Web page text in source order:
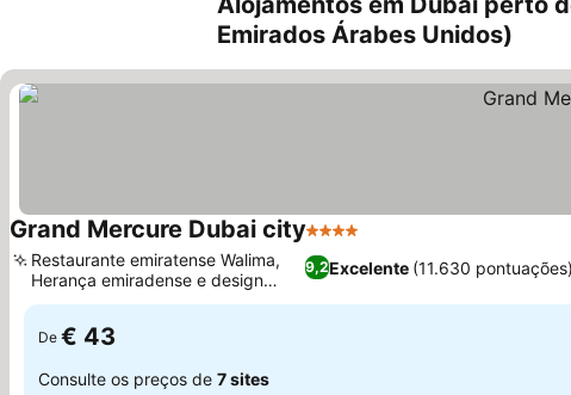
Emirados Árabes Unidos)
Grand Mercure Dubai city4 Estrelas
9,2Excelente (11.630 pontuações)
Restaurante emiratense Walima,
Herança emiradense e design
moderno
De € 43
Consulte os preços de 7 sites